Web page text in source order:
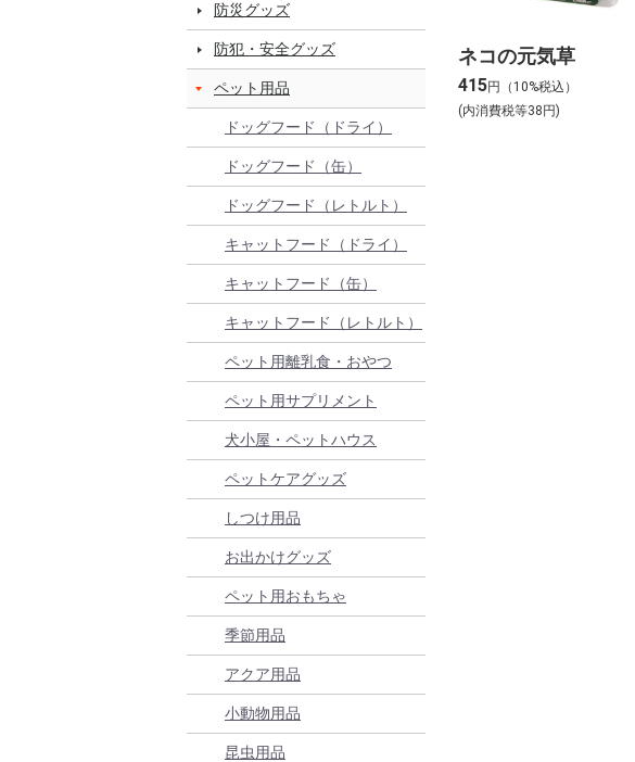
防災グッズ
防犯・安全グッズ
ペット用品
ドッグフード（ドライ）
ドッグフード（缶）
ドッグフード（レトルト）
キャットフード（ドライ）
キャットフード（缶）
キャットフード（レトルト）
ペット用離乳食・おやつ
ペット用サプリメント
犬小屋・ペットハウス
ペットケアグッズ
しつけ用品
お出かけグッズ
ペット用おもちゃ
季節用品
アクア用品
小動物用品
昆虫用品
ネコの元気草
415円（10%税込）
(内消費税等38円)